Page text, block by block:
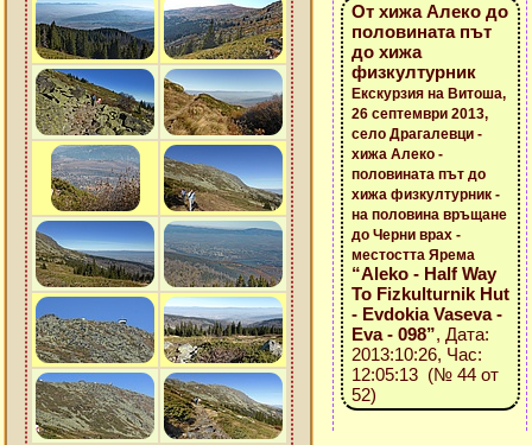
От хижа Алеко до
половината път
до хижа
физкултурник
Екскурзия на Витоша,
26 септември 2013,
село Драгалевци -
хижа Алеко -
половината път до
хижа физкултурник -
на половина връщане
до Черни врах -
местостта Ярема
“Aleko - Half Way
To Fizkulturnik Hut
- Evdokia Vaseva -
Eva - 098”, Дата:
2013:10:26, Час:
12:05:13 (№ 44 от
52)